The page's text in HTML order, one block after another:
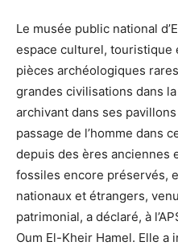
Le musée public national
espace culturel, touristique
pièces archéologiques
grandes civilisations dans
archivant dans ses
passage de l’homme dans
depuis des ères anciennes
fossiles encore préservés,
nationaux et étrangers,
patrimonial, a déclaré, à
Oum El-Kheir Hamel. Elle